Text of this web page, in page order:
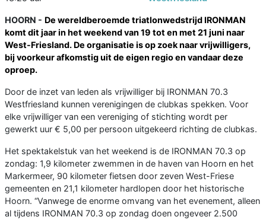
HOORN - De wereldberoemde triatlonwedstrijd IRONMAN
komt dit jaar in het weekend van 19 tot en met 21 juni naar
West-Friesland. De organisatie is op zoek naar vrijwilligers,
bij voorkeur afkomstig uit de eigen regio en vandaar deze
oproep.
Door de inzet van leden als vrijwilliger bij IRONMAN 70.3
Westfriesland kunnen verenigingen de clubkas spekken. Voor
elke vrijwilliger van een vereniging of stichting wordt per
gewerkt uur € 5,00 per persoon uitgekeerd richting de clubkas.
Het spektakelstuk van het weekend is de IRONMAN 70.3 op
zondag: 1,9 kilometer zwemmen in de haven van Hoorn en het
Markermeer, 90 kilometer fietsen door zeven West-Friese
gemeenten en 21,1 kilometer hardlopen door het historische
Hoorn. “Vanwege de enorme omvang van het evenement, alleen
al tijdens IRONMAN 70.3 op zondag doen ongeveer 2.500